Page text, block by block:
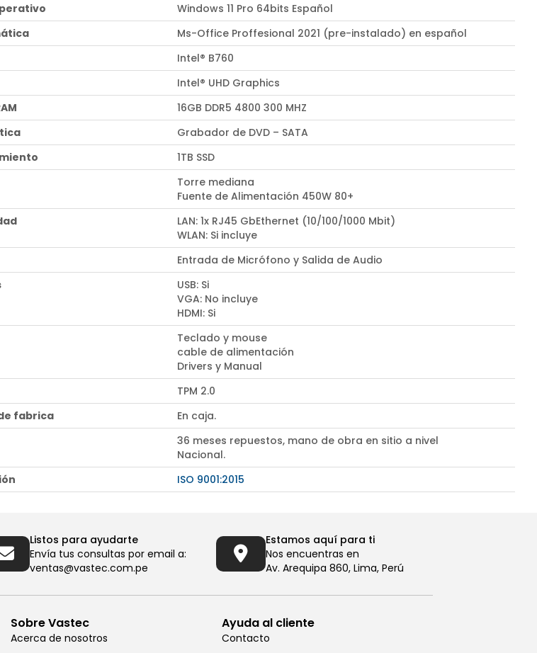
Windows 11 Pro 64bits Español
Ms-Office Proffesional 2021 (pre-instalado) en español
Intel® B760
Intel® UHD Graphics
16GB DDR5 4800 300 MHZ
Grabador de DVD – SATA
1TB SSD
Torre mediana
Fuente de Alimentación 450W 80+
LAN: 1x RJ45 GbEthernet (10/100/1000 Mbit)
WLAN: Si incluye
Entrada de Micrófono y Salida de Audio
USB: Si
VGA: No incluye
HDMI: Si
Teclado y mouse
cable de alimentación
Drivers y Manual
TPM 2.0
fabrica
En caja.
36 meses repuestos, mano de obra en sitio a nivel
Nacional.
ISO 9001:2015
Listos para ayudarte
Envía tus consultas por email a:
ventas@vastec.com.pe
Estamos aquí para ti
Nos encuentras en
Av. Arequipa 860, Lima, Perú
Sobre Vastec
Acerca de nosotros
Ayuda al cliente
Contacto